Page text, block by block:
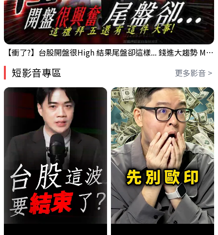
【衝了?】台股開盤很High 結果尾盤卻這樣... 錢進大趨勢 Mr.智霖 陳 2026/08/05
短影音專區 更多影音 >